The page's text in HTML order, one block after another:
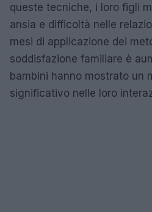
queste tecniche, i loro figli
ansia e difficoltà nelle
mesi di applicazione dei
soddisfazione familiare è
bambini hanno mostrato un
significativo nelle loro